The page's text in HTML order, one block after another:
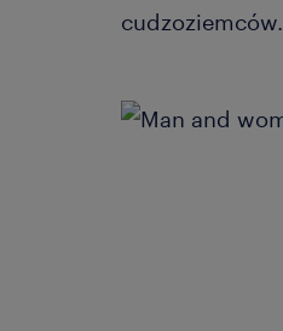
cudzoziemców.